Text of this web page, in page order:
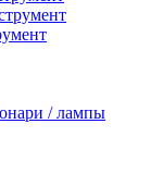
/ лампы